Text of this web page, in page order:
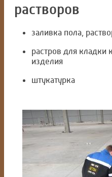
растворов
заливка пола,
растров для кладки
изделия
штукатурка